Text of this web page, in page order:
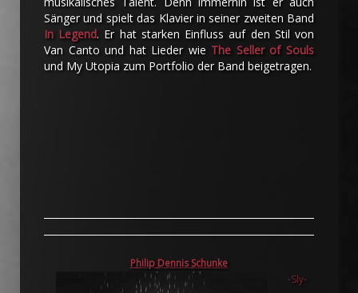
Sänger und spielt das Klavier in seiner zweiten Band
In Legend. Er hat starken Einfluss auf den Stil von
Van Canto und hat Lieder wie The Seller of Souls
und My Utopia zum Portfolio der Band beigetragen.
Philip Dennis Schunke
-Sly-